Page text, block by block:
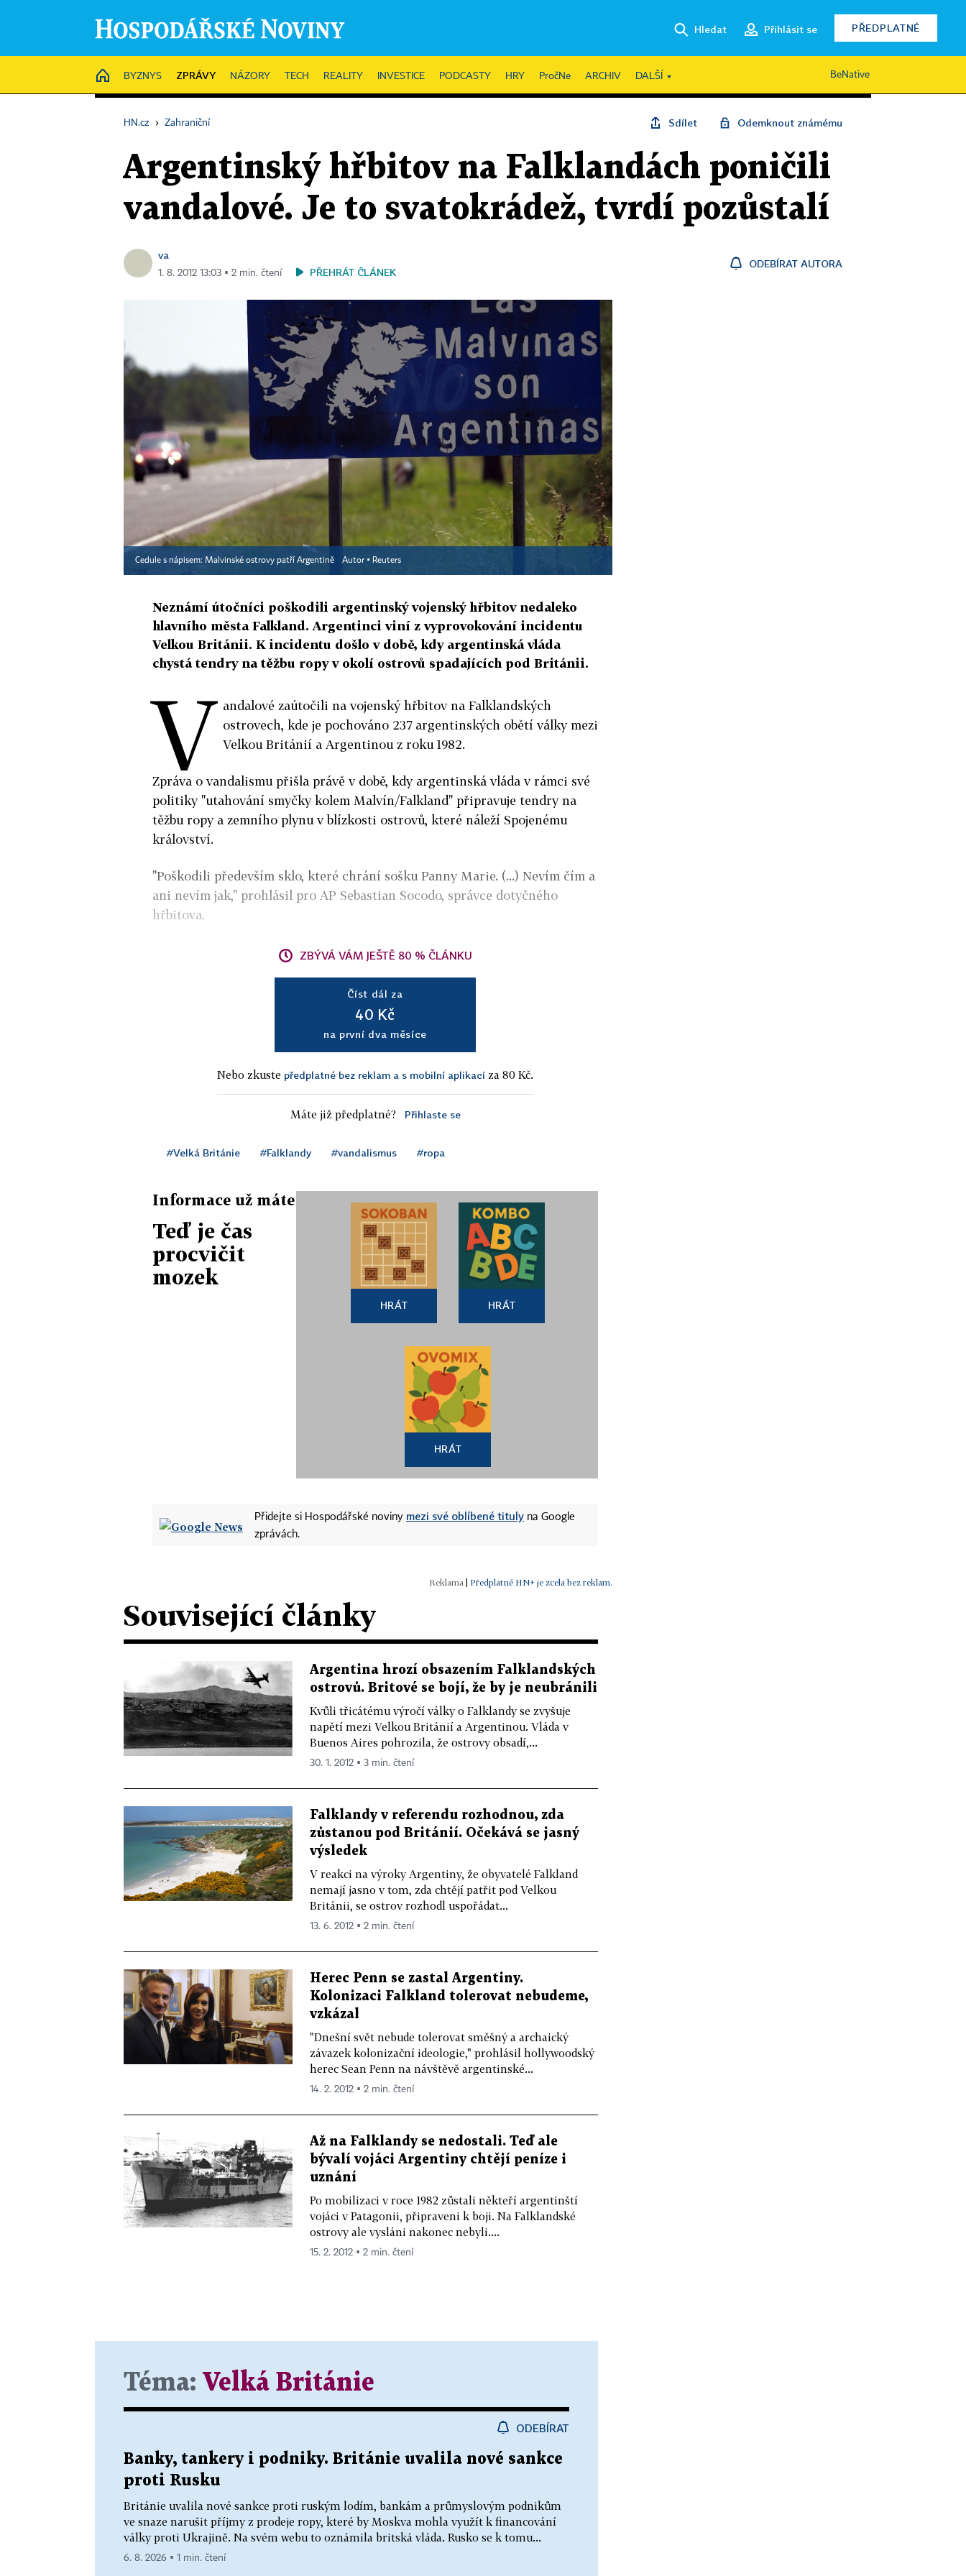
Hledat Přihlásit se PŘEDPLATNÉ
HOME
BYZNYS ZPRÁVY NÁZORY TECH REALITY INVESTICE PODCASTY HRY PročNe ARCHIV DALŠÍ BeNative
HN.cz › Zahraniční Sdílet Odemknout známému
Argentinský hřbitov na Falklandách poničili
vandalové. Je to svatokrádež, tvrdí pozůstalí
va
1. 8. 2012 13:03 ▪ 2 min. čtení PŘEHRÁT ČLÁNEK
ODEBÍRAT AUTORA
Cedule s nápisem: Malvinské ostrovy patří Argentině Autor ▪ Reuters
Neznámí útočníci poškodili argentinský vojenský hřbitov nedaleko
hlavního města Falkland. Argentinci viní z vyprovokování incidentu
Velkou Británii. K incidentu došlo v době, kdy argentinská vláda
chystá tendry na těžbu ropy v okolí ostrovů spadajících pod Británii.
V andalové zaútočili na vojenský hřbitov na Falklandských
ostrovech, kde je pochováno 237 argentinských obětí války mezi
Velkou Británií a Argentinou z roku 1982.
Zpráva o vandalismu přišla právě v době, kdy argentinská vláda v rámci své
politiky "utahování smyčky kolem Malvín/Falkland" připravuje tendry na
těžbu ropy a zemního plynu v blízkosti ostrovů, které náleží Spojenému
království.
"Poškodili především sklo, které chrání sošku Panny Marie. (...) Nevím čím a
ani nevím jak," prohlásil pro AP Sebastian Socodo, správce dotyčného
hřbitova.
ZBÝVÁ VÁM JEŠTĚ 80 % ČLÁNKU
Číst dál za
40 Kč
na první dva měsíce
Nebo zkuste předplatné bez reklam a s mobilní aplikací za 80 Kč.
Máte již předplatné? Přihlaste se
#Velká Británie #Falklandy #vandalismus #ropa
Informace už máte
Teď je čas
procvičit
mozek
HRÁT HRÁT
HRÁT
Přidejte si Hospodářské noviny mezi své oblíbené tituly na Google
zprávách.
| Předplatné HN+ je zcela bez reklam.
Související články
Argentina hrozí obsazením Falklandských
ostrovů. Britové se bojí, že by je neubránili
Kvůli třicátému výročí války o Falklandy se zvyšuje
napětí mezi Velkou Británií a Argentinou. Vláda v
Buenos Aires pohrozila, že ostrovy obsadí,...
30. 1. 2012 ▪ 3 min. čtení
Falklandy v referendu rozhodnou, zda
zůstanou pod Británií. Očekává se jasný
výsledek
V reakci na výroky Argentiny, že obyvatelé Falkland
nemají jasno v tom, zda chtějí patřit pod Velkou
Británii, se ostrov rozhodl uspořádat...
13. 6. 2012 ▪ 2 min. čtení
Herec Penn se zastal Argentiny.
Kolonizaci Falkland tolerovat nebudeme,
vzkázal
"Dnešní svět nebude tolerovat směšný a archaický
závazek kolonizační ideologie," prohlásil hollywoodský
herec Sean Penn na návštěvě argentinské...
14. 2. 2012 ▪ 2 min. čtení
Až na Falklandy se nedostali. Teď ale
bývalí vojáci Argentiny chtějí peníze i
uznání
Po mobilizaci v roce 1982 zůstali někteří argentinští
vojáci v Patagonii, připraveni k boji. Na Falklandské
ostrovy ale vysláni nakonec nebyli....
15. 2. 2012 ▪ 2 min. čtení
Téma: Velká Británie
ODEBÍRAT
Banky, tankery i podniky. Británie uvalila nové sankce
proti Rusku
Británie uvalila nové sankce proti ruským lodím, bankám a průmyslovým podnikům
ve snaze narušit příjmy z prodeje ropy, které by Moskva mohla využít k financování
války proti Ukrajině. Na svém webu to oznámila britská vláda. Rusko se k tomu...
6. 8. 2026 ▪ 1 min. čtení